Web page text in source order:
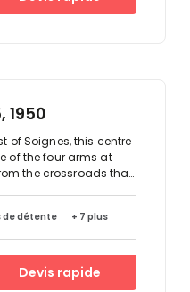
1950
of Soignes, this centre
of the four arms at
the crossroads that
the doorstep for
The access to the Ring
directly to the centre of
20 minutes.
de détente + 7 plus
Devis rapide